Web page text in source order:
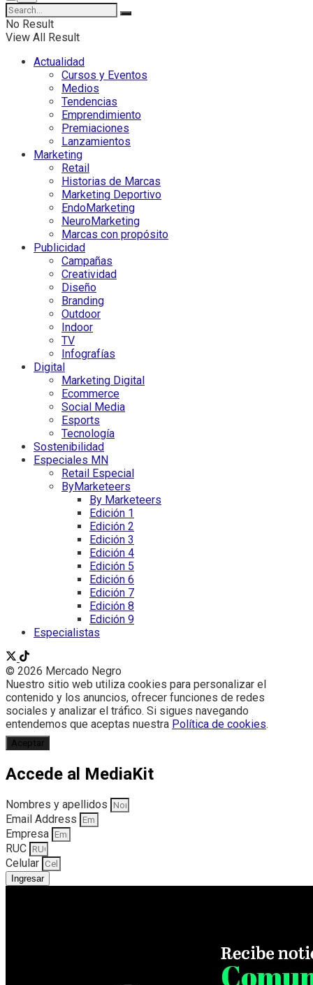
No Result
View All Result
Actualidad
Cursos y Eventos
Medios
Tendencias
Emprendimiento
Premiaciones
Lanzamientos
Marketing
Retail
Historias de Marcas
Marketing Deportivo
EndoMarketing
NeuroMarketing
Marcas con propósito
Publicidad
Campañas
Creatividad
Diseño
Branding
Outdoor
Indoor
TV
Infografías
Digital
Marketing Digital
Ecommerce
Social Media
Esports
Tecnología
Sostenibilidad
Especiales MN
Retail Especial
ByMarketeers
By Marketeers
Edición 1
Edición 2
Edición 3
Edición 4
Edición 5
Edición 6
Edición 7
Edición 8
Edición 9
Especialistas
© 2026 Mercado Negro
Nuestro sitio web utiliza cookies para personalizar el
contenido y los anuncios, ofrecer funciones de redes
sociales y analizar el tráfico. Si sigues navegando
entendemos que aceptas nuestra Política de cookies.
Aceptar
Accede al MediaKit
Nombres y apellidos
Email Address
Empresa
RUC
Celular
Ingresar